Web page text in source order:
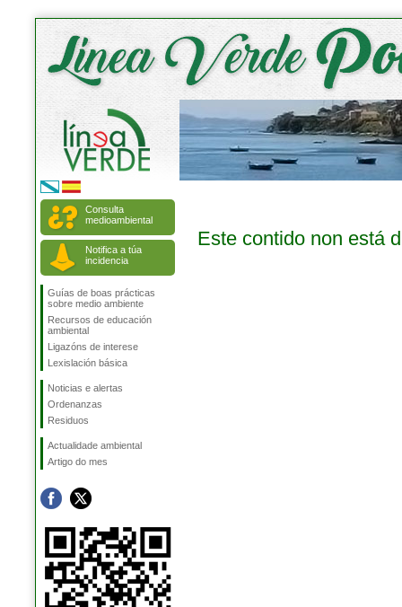
Consulta
medioambiental
Notifica a túa
incidencia
Guías de boas prácticas
sobre medio ambiente
Recursos de educación
ambiental
Ligazóns de interese
Lexislación básica
Noticias e alertas
Ordenanzas
Residuos
Actualidade ambiental
Artigo do mes
Este contido non está